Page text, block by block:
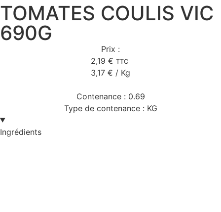
TOMATES COULIS VIC
690G
Prix :
2,19 € TTC
3,17 € / Kg
Contenance : 0.69
Type de contenance : KG
Ingrédients